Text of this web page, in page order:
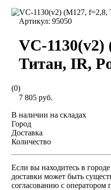
Артикул: 95050
VC-1130(v2)
Титан, IR,
(0)
7 805 руб.
В наличии на складах
Город
Доставка
Количество
Если вы находитесь в
доставки может быть
согласованию с оператором